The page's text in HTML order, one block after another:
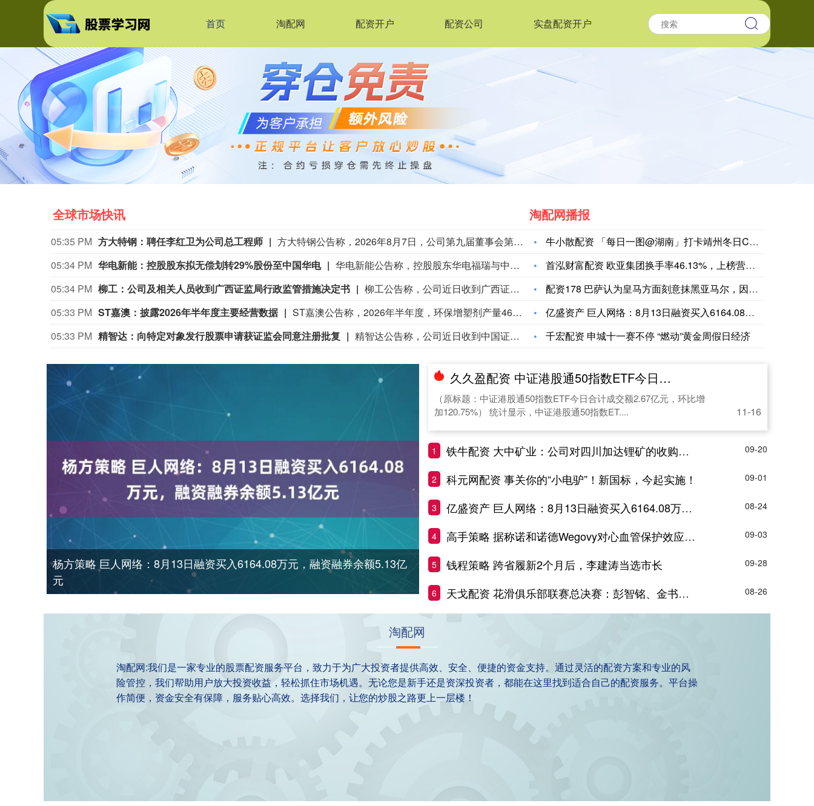
首页 淘配网 配资开户 配资公司 实盘配资开户
全球市场快讯
05:35 PM 方大特钢：聘任李红卫为公司总工程师
方大特钢公告称，2026年8月7日，公司第九届董事会第十八次会议审议通过《关于聘任总工程师的议案》，聘任李红卫为公司总工程师，任职期限自董事会审议通过之日起至第九届董事会届满之日止。李红卫历任华菱集团衡阳钢管有限公司等多个岗位，未持有公司股份，不存在禁入任职情况。
05:34 PM 华电新能：控股股东拟无偿划转29%股份至中国华电
华电新能公告称，控股股东华电福瑞与中国华电于8月5日签署《无偿划转协议》，华电福瑞拟将所持120.97亿股（占总股本29%）无偿划转至中国华电。划转后，公司控股股东将由华电福瑞变更为中国华电，实控人不变。本次无偿划转前后，中国华电合计持股比例72.72%不变。该事项尚需上交所合规确认及完成过户登记。
05:34 PM 柳工：公司及相关人员收到广西证监局行政监管措施决定书
柳工公告称，公司近日收到广西证监局下发的《监管函》，2026年1 - 3月，公司未对与柳州银行的关联交易及时审议并披露，违反相关规定。公司董事长郑津、总裁罗国兵、董事会秘书黄华琳对违规行为负主要责任。广西证监局决定对公司责令改正，对三人采取监管谈话措施并记入诚信档案。公司应30日内提交整改报告，三人于8月14日接受监管谈话。公司已审议通过关联交易事项，后续将提升合规意识。
05:33 PM ST嘉澳：披露2026年半年度主要经营数据
ST嘉澳公告称，2026年半年度，环保增塑剂产量46068.955吨、销量47205.714吨，收入42313.49万元；环保稳定剂产量2093.841吨、销量2010.681吨，收入2322.27万元；生物质能源产量221284.720吨、销量122007.521吨，收入183384.06万元。主要产品均售价2026年半年度较2025年半年度有所上涨，生物质能源涨幅达39.63%。主要原材料中，大豆油、辛醇、废动及植物油脂采购价同比分别上涨7.48%、3.42%、4.16%。
05:33 PM 精智达：向特定对象发行股票申请获证监会同意注册批复 精智达公告称，公司近日收到中国证监会出具的批复，同意公司向特定对象发行股票的注册申请。本次发行应按报送上海证券交易所的申报文件和发行方案实施，批复自同意注册之日起12个月内有效。公司董事会将在规定期限内办理相关事项，并及时履行信息披露义务。
淘配网播报
牛小散配资 「每日一图@湖南」打卡靖州冬日C位！“杨梅之乡”
首泓财富配资 欧亚集团换手率46.13%，上榜营业部合计净卖
配资178 巴萨认为皇马方面刻意抹黑亚马尔，因害怕他变成下一
亿盛资产 巨人网络：8月13日融资买入6164.08万元，融
千宏配资 申城十一赛不停 “燃动”黄金周假日经济
杨方策略 巨人网络：8月13日融资买入6164.08万元，融资融券余额5.13亿
元
久久盈配资 中证港股通50指数ETF今日合计成交额2.67亿元，环比增加120.75%
11-16
（原标题：中证港股通50指数ETF今日合计成交额2.67亿元，环比增
加120.75%） 统计显示，中证港股通50指数ET....
1 铁牛配资 大中矿业：公司对四川加达锂矿的收购决策是基于长期战略布局和严格的技术经济评估 09-20
2 科元网配资 事关你的“小电驴”！新国标，今起实施！ 09-01
3 亿盛资产 巨人网络：8月13日融资买入6164.08万元，融资融券余额5.13亿元 08-24
4 高手策略 据称诺和诺德Wegovy对心血管保护效应显著远超礼来竞品 09-03
5 钱程策略 跨省履新2个月后，李建涛当选市长 09-28
6 天戈配资 花滑俱乐部联赛总决赛：彭智铭、金书贤分获男、女单冠军 08-26
淘配网
淘配网:我们是一家专业的股票配资服务平台，致力于为广大投资者提供高效、安全、便捷的资金支持。通过灵活的配资方案和专业的风
险管控，我们帮助用户放大投资收益，轻松抓住市场机遇。无论您是新手还是资深投资者，都能在这里找到适合自己的配资服务。平台操
作简便，资金安全有保障，服务贴心高效。选择我们，让您的炒股之路更上一层楼！